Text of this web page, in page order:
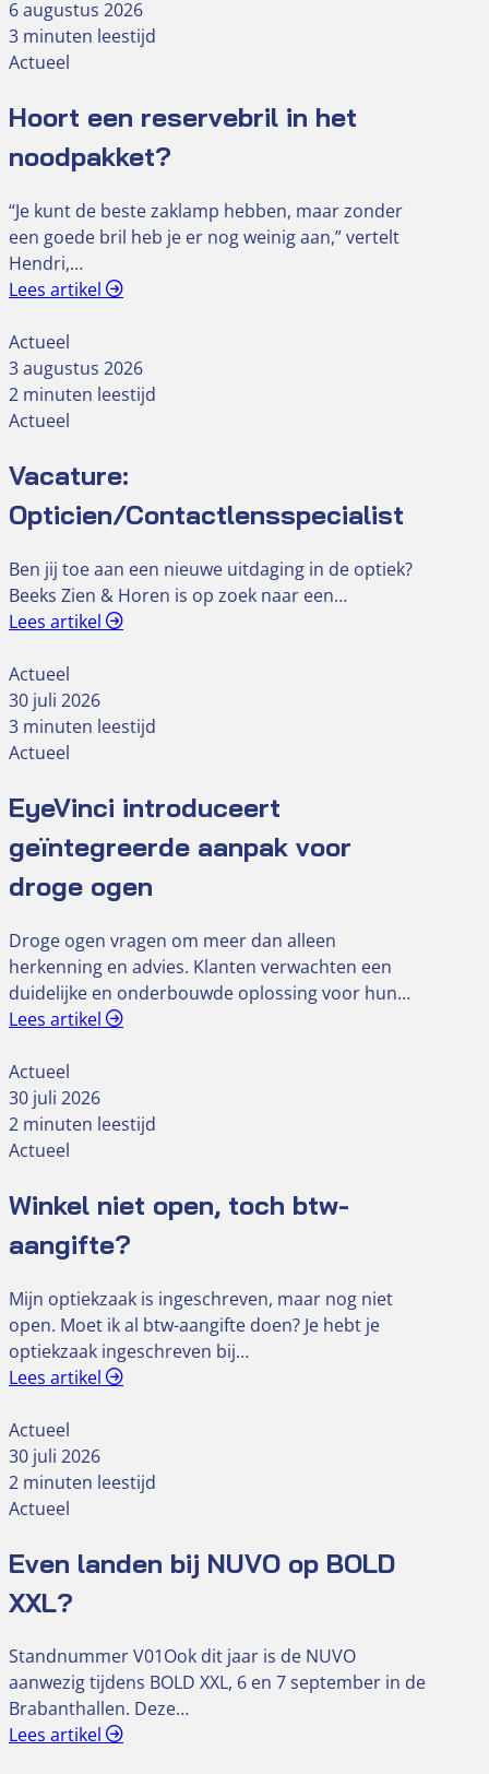
6 augustus 2026
3 minuten leestijd
Actueel
Hoort een reservebril in het
noodpakket?
“Je kunt de beste zaklamp hebben, maar zonder
een goede bril heb je er nog weinig aan,” vertelt
Hendri,…
Lees artikel
Actueel
3 augustus 2026
2 minuten leestijd
Actueel
Vacature:
Opticien/Contactlensspecialist
Ben jij toe aan een nieuwe uitdaging in de optiek?
Beeks Zien & Horen is op zoek naar een…
Lees artikel
Actueel
30 juli 2026
3 minuten leestijd
Actueel
EyeVinci introduceert
geïntegreerde aanpak voor
droge ogen
Droge ogen vragen om meer dan alleen
herkenning en advies. Klanten verwachten een
duidelijke en onderbouwde oplossing voor hun…
Lees artikel
Actueel
30 juli 2026
2 minuten leestijd
Actueel
Winkel niet open, toch btw-
aangifte?
Mijn optiekzaak is ingeschreven, maar nog niet
open. Moet ik al btw-aangifte doen? Je hebt je
optiekzaak ingeschreven bij…
Lees artikel
Actueel
30 juli 2026
2 minuten leestijd
Actueel
Even landen bij NUVO op BOLD
XXL?
Standnummer V01Ook dit jaar is de NUVO
aanwezig tijdens BOLD XXL, 6 en 7 september in de
Brabanthallen. Deze…
Lees artikel